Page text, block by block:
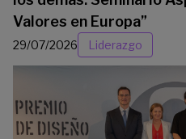
Valores en Europa”
29/07/2026 Liderazgo